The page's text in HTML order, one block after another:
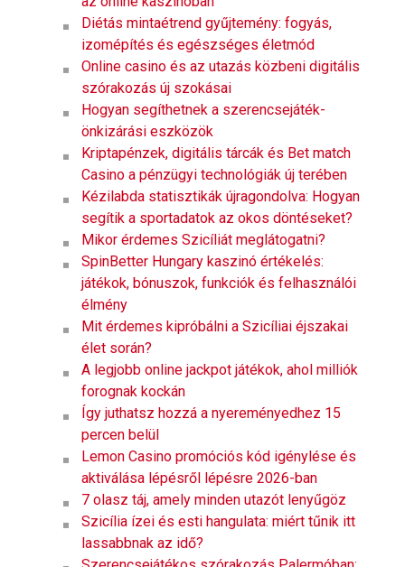
Diétás mintaétrend gyűjtemény: fogyás,
izomépítés és egészséges életmód
Online casino és az utazás közbeni digitális
szórakozás új szokásai
Hogyan segíthetnek a szerencsejáték-
önkizárási eszközök
Kriptapénzek, digitális tárcák és Bet match
Casino a pénzügyi technológiák új terében
Kézilabda statisztikák újragondolva: Hogyan
segítik a sportadatok az okos döntéseket?
Mikor érdemes Szicíliát meglátogatni?
SpinBetter Hungary kaszinó értékelés:
játékok, bónuszok, funkciók és felhasználói
élmény
Mit érdemes kipróbálni a Szicíliai éjszakai
élet során?
A legjobb online jackpot játékok, ahol milliók
forognak kockán
Így juthatsz hozzá a nyereményedhez 15
percen belül
Lemon Casino promóciós kód igénylése és
aktiválása lépésről lépésre 2026-ban
7 olasz táj, amely minden utazót lenyűgöz
Szicília ízei és esti hangulata: miért tűnik itt
lassabbnak az idő?